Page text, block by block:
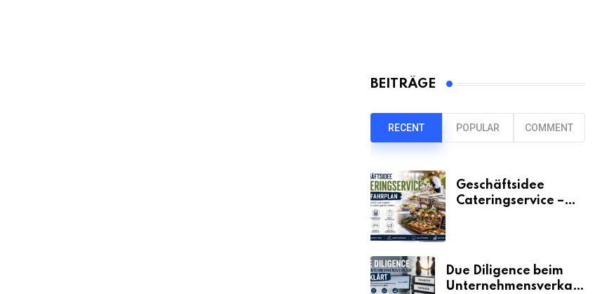
BEITRÄGE
RECENT POPULAR COMMENT
Geschäftsidee
Cateringservice –
Due Diligence beim
Unternehmensverkauf